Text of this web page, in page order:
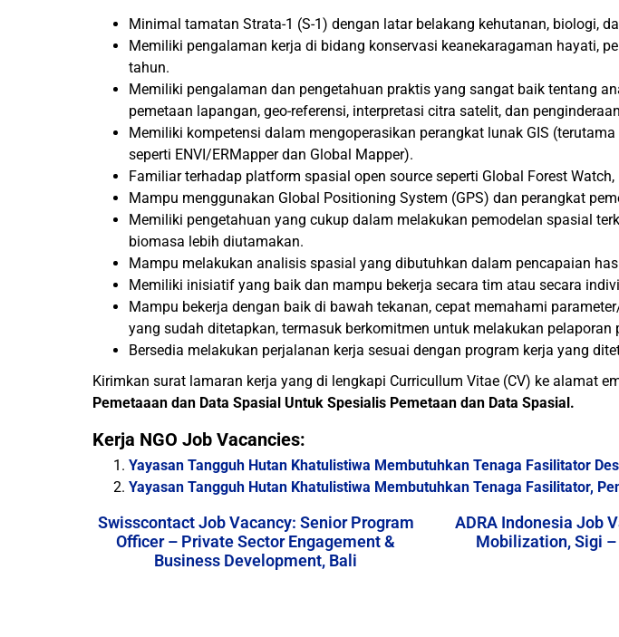
Minimal tamatan Strata-1 (S-1) dengan latar belakang kehutanan, biologi,
Memiliki pengalaman kerja di bidang konservasi keanekaragaman hayati,
tahun.
Memiliki pengalaman dan pengetahuan praktis yang sangat baik tentang
pemetaan lapangan, geo-referensi, interpretasi citra satelit, dan
Memiliki kompetensi dalam mengoperasikan perangkat lunak GIS
seperti ENVI/ERMapper dan Global Mapper).
Familiar terhadap platform spasial open source seperti Global Forest
Mampu menggunakan Global Positioning System (GPS) dan perangkat
Memiliki pengetahuan yang cukup dalam melakukan pemodelan spasial
biomasa lebih diutamakan.
Mampu melakukan analisis spasial yang dibutuhkan dalam pencapaian
Memiliki inisiatif yang baik dan mampu bekerja secara tim atau secara
Mampu bekerja dengan baik di bawah tekanan, cepat memahami
yang sudah ditetapkan, termasuk berkomitmen untuk melakukan pelaporan
Bersedia melakukan perjalanan kerja sesuai dengan program kerja yang
Kirimkan surat lamaran kerja yang di lengkapi Curricullum Vitae (CV) ke alamat
Pemetaaan dan Data Spasial Untuk Spesialis Pemetaan dan Data Spasial.
Kerja NGO Job Vacancies:
Yayasan Tangguh Hutan Khatulistiwa Membutuhkan Tenaga Fasilitator
Yayasan Tangguh Hutan Khatulistiwa Membutuhkan Tenaga Fasilitator,
Swisscontact Job Vacancy: Senior Program
Officer – Private Sector Engagement &
Business Development, Bali
ADRA Indonesia Job
Mobilization, Sigi